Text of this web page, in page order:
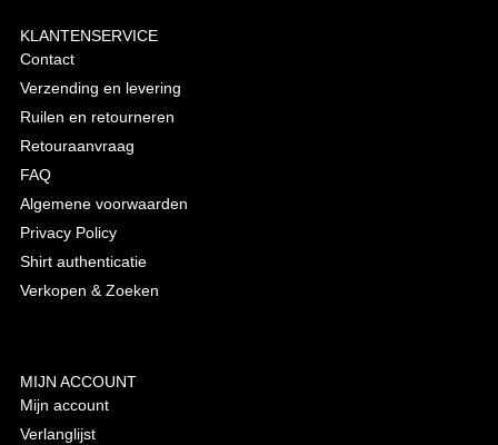
KLANTENSERVICE
Contact
Verzending en levering
Ruilen en retourneren
Retouraanvraag
FAQ
Algemene voorwaarden
Privacy Policy
Shirt authenticatie
Verkopen & Zoeken
MIJN ACCOUNT
Mijn account
Verlanglijst